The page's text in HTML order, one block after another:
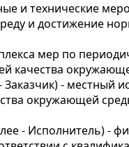
и технические
и достижение
мер по
качества
- местный
окружающей
- Исполнитель) -